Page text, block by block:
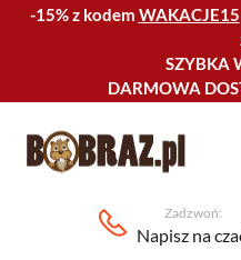
-15% z kodem WAKACJE15
SZYBKA
DARMOWA
Zadzwoń:
Napisz na